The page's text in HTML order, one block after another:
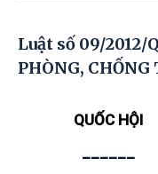
Luật số 09/2012/
PHÒNG,
QUỐC HỘI
______